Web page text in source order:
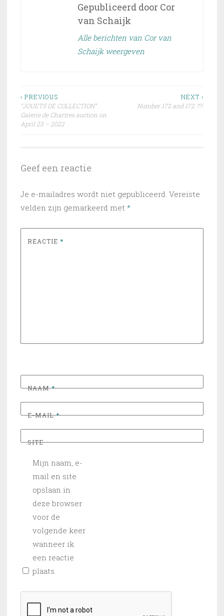
Gepubliceerd door Cor
van Schaijk
Alle berichten van Cor van
Schaijk weergeven
Bericht
navigatie
‹ PREVIOUS
“JOUETS DE COLLECTION”
Galerie de Chartres auction on
April 23 – 2022
NEXT ›
Number 172 and 172 ???
Geef een reactie
Je e-mailadres wordt niet gepubliceerd. Vereiste
velden zijn gemarkeerd met *
REACTIE *
NAAM*
E-MAIL*
SITE
Mijn naam, e-
mail en site
opslaan in
deze browser
voor de
volgende keer
wanneer ik
een reactie
plaats.